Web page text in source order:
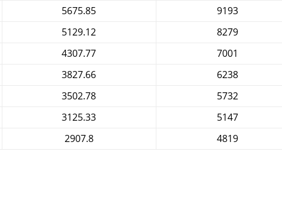
5675.85 9193
5129.12 8279
4307.77 7001
3827.66 6238
3502.78 5732
3125.33 5147
2907.8 4819